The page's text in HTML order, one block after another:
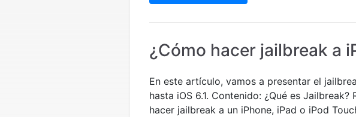
¿Cómo hacer jailbreak a
En este artículo, vamos a presentar el
hasta iOS 6.1. Contenido: ¿Qué es
hacer jailbreak a un iPhone, iPad o iPod